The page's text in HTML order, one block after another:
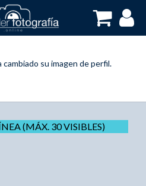
cambiado su imagen de perfil.
(MÁX. 30 VISIBLES)